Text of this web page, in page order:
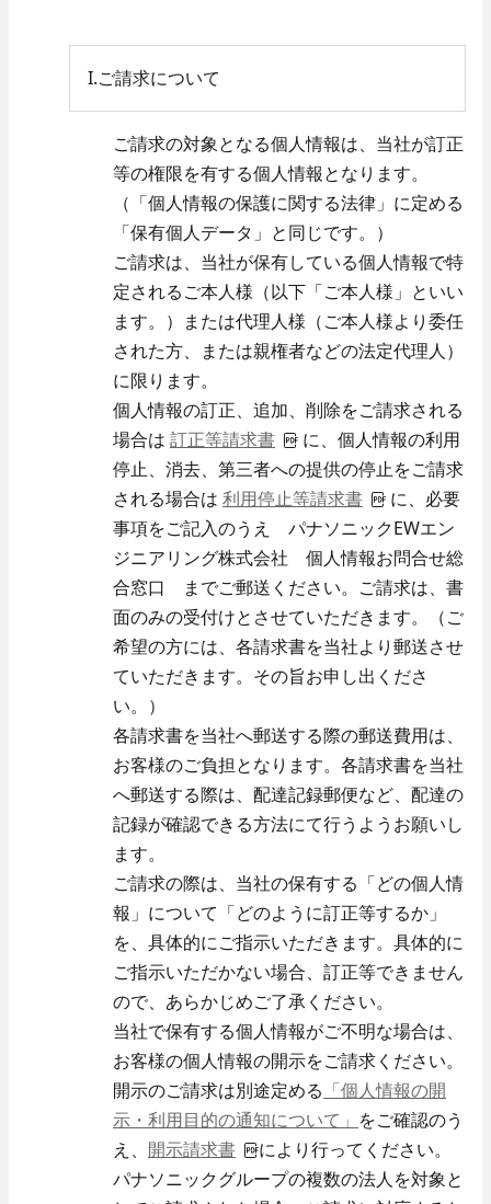
I.ご請求について
ご請求の対象となる個人情報は、当社が訂正
等の権限を有する個人情報となります。
（「個人情報の保護に関する法律」に定める
「保有個人データ」と同じです。）
ご請求は、当社が保有している個人情報で特
定されるご本人様（以下「ご本人様」といい
ます。）または代理人様（ご本人様より委任
された方、または親権者などの法定代理人）
に限ります。
個人情報の訂正、追加、削除をご請求される
場合は 訂正等請求書
に、個人情報の利用
停止、消去、第三者への提供の停止をご請求
される場合は 利用停止等請求書
に、必要
事項をご記入のうえ パナソニックEWエン
ジニアリング株式会社 個人情報お問合せ総
合窓口 までご郵送ください。ご請求は、書
面のみの受付けとさせていただきます。（ご
希望の方には、各請求書を当社より郵送させ
ていただきます。その旨お申し出くださ
い。）
各請求書を当社へ郵送する際の郵送費用は、
お客様のご負担となります。各請求書を当社
へ郵送する際は、配達記録郵便など、配達の
記録が確認できる方法にて行うようお願いし
ます。
ご請求の際は、当社の保有する「どの個人情
報」について「どのように訂正等するか」
を、具体的にご指示いただきます。具体的に
ご指示いただかない場合、訂正等できません
ので、あらかじめご了承ください。
当社で保有する個人情報がご不明な場合は、
お客様の個人情報の開示をご請求ください。
開示のご請求は別途定める 「個人情報の開
示・利用目的の通知について」 をご確認のう
え、 開示請求書
により行ってください。
パナソニックグループの複数の法人を対象と
- 数字で見るパナソニック
EWエンジニアリング
- 福利厚生・各種制度
- 当社のビジネス
技術教育センター
募集要項
- 新卒採用
- キャリア採用
- 採用Q＆A
オフィスビル・工場
スポーツ施設
学校・病院・官公庁
ホテル・ホール・テレビスタジオ
商業施設
ニュース 協力会社の皆様へ
福利厚生・各種制度
当社のビジネス
技術教育センター
募集要項
新卒採用